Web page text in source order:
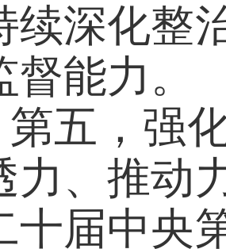
续深化整
督能力。
第五，强
力、推动
十届中央